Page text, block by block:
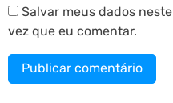
Salvar meus dados
vez que eu comentar.